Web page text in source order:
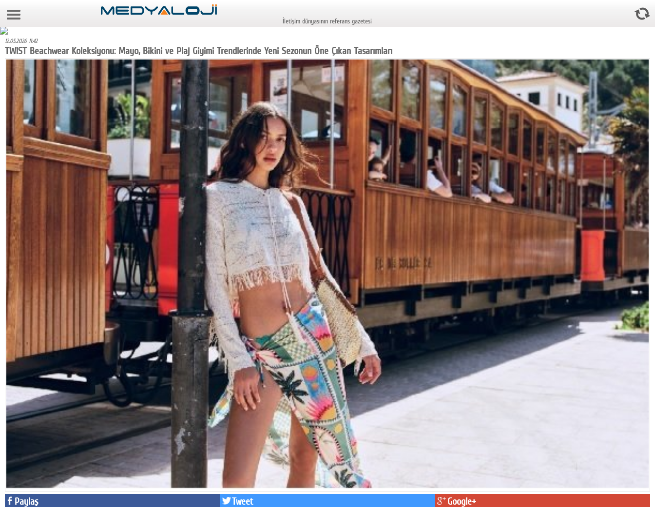
7 Ağustos 2026 8:50:53
Foto Galeri
Video Galeri
Gazeteler
Reyting-tiraj
Teknoloji
Televizyon
Yazarlar
Künye
SOSYAL MEDYA
Facebook
Twitter
Google Plus
© 2026 TÜM HAKLARI SAKLIDIR
İletişim dünyasının referans gazetesi
12.05.2026 11:42
TWIST Beachwear Koleksiyonu: Mayo, Bikini ve Plaj Giyimi Trendlerinde Yeni Sezonun Öne Çıkan Tasarımları
Paylaş Tweet Google+